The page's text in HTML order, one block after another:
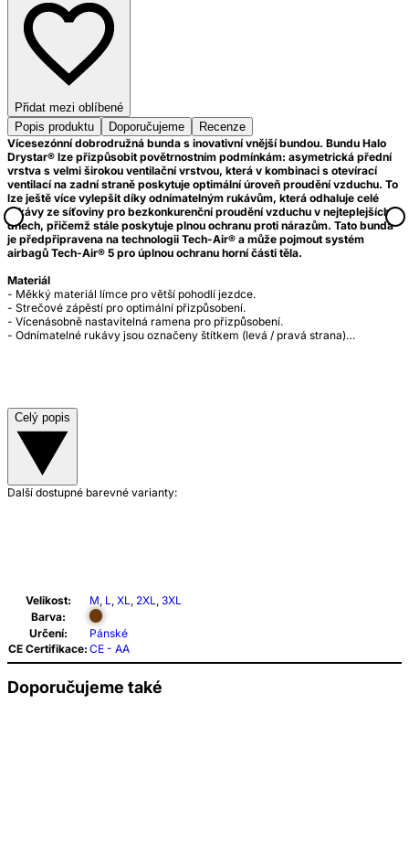
Přidat mezi oblíbené
Popis produktu
Doporučujeme
Recenze
Vícesezónní dobrodružná bunda s inovativní vnější bundou. Bundu Halo
Drystar® lze přizpůsobit povětrnostním podmínkám: asymetrická přední
vrstva s velmi širokou ventilační vrstvou, která v kombinaci s otevírací
ventilací na zadní straně poskytuje optimální úroveň proudění vzduchu. To
lze ještě více vylepšit díky odnímatelným rukávům, která odhaluje celé
rukávy ze síťoviny pro bezkonkurenční proudění vzduchu v nejteplejších
dnech, přičemž stále poskytuje plnou ochranu proti nárazům. Tato bunda
je předpřipravena na technologii Tech-Air® a může pojmout systém
airbagů Tech-Air® 5 pro úplnou ochranu horní části těla.
Materiál
- Měkký materiál límce pro větší pohodlí jezdce.
- Strečové zápěstí pro optimální přizpůsobení.
- Vícenásobně nastavitelná ramena pro přizpůsobení.
- Odnímatelné rukávy jsou označeny štítkem (levá / pravá strana)…
Celý popis
Další dostupné barevné varianty:
Velikost: M, L, XL, 2XL, 3XL
Barva:
Určení:
Pánské
CE Certifikace: CE - AA
Doporučujeme také